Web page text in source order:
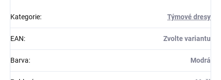
Kategorie: Týmové dresy
EAN: Zvolte variantu
Barva: Modrá